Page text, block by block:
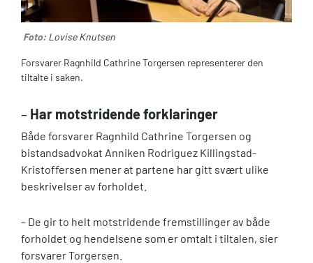
Foto: Lovise Knutsen
Forsvarer Ragnhild Cathrine Torgersen representerer den
tiltalte i saken.
– Har motstridende forklaringer
Både forsvarer Ragnhild Cathrine Torgersen og
bistandsadvokat Anniken Rodriguez Killingstad-
Kristoffersen mener at partene har gitt svært ulike
beskrivelser av forholdet.
– De gir to helt motstridende fremstillinger av både
forholdet og hendelsene som er omtalt i tiltalen, sier
forsvarer Torgersen.